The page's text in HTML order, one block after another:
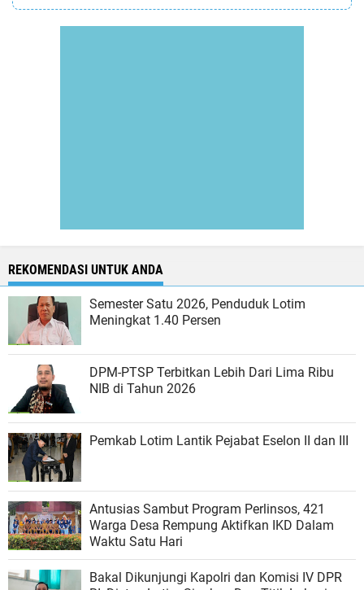
REKOMENDASI UNTUK ANDA
Semester Satu 2026, Penduduk Lotim
Meningkat 1.40 Persen
DPM-PTSP Terbitkan Lebih Dari Lima Ribu
NIB di Tahun 2026
Pemkab Lotim Lantik Pejabat Eselon II dan III
Antusias Sambut Program Perlinsos, 421
Warga Desa Rempung Aktifkan IKD Dalam
Waktu Satu Hari
Bakal Dikunjungi Kapolri dan Komisi IV DPR